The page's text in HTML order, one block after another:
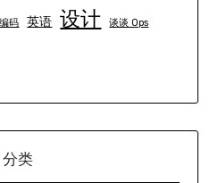
编码 英语 设计 谈谈 Ops
分类